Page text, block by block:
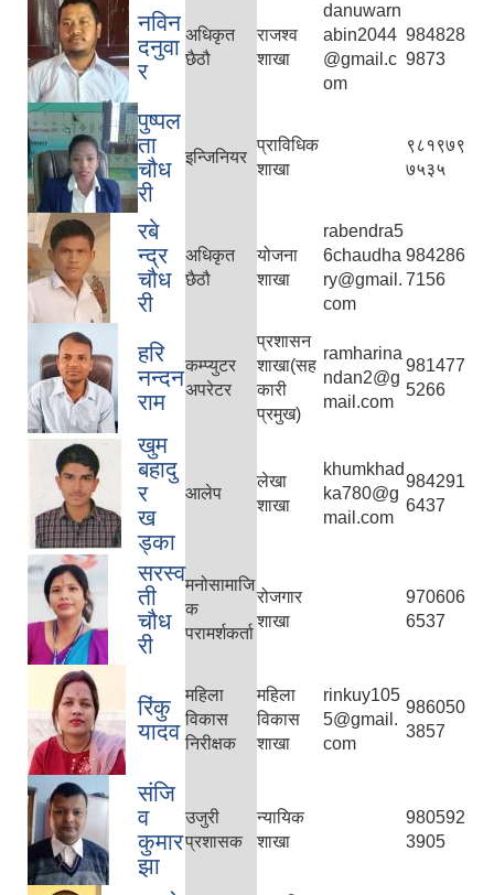
नविन
दनुवा
र
अधिकृत
छैठौ
राजश्व
शाखा
danuwarn
abin2044
@gmail.c
om
984828
9873
पुष्पल
ता
चौध
री
इन्जिनियर
प्राविधिक
शाखा
९८१९७९
७५३५
रबे
न्द्र
चौध
री
अधिकृत
छैठौ
योजना
शाखा
rabendra5
6chaudha
ry@gmail.
com
984286
7156
हरि
नन्दन
राम
कम्प्युटर
अपरेटर
प्रशासन
शाखा(सह
कारी
प्रमुख)
ramharina
ndan2@g
mail.com
981477
5266
खुम
बहादु
र
ख
ड्का
आलेप
लेखा
शाखा
khumkhad
ka780@g
mail.com
984291
6437
सरस्व
ती
चौध
री
मनोसामाजि
क
परामर्शकर्ता
रोजगार
शाखा
970606
6537
रिंकु
यादव
महिला
विकास
निरीक्षक
महिला
विकास
शाखा
rinkuy105
5@gmail.
com
986050
3857
संजि
व
कुमार
झा
उजुरी
प्रशासक
न्यायिक
शाखा
980592
3905